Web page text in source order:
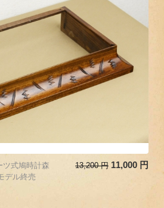
ツ式鳩時計森
デル終売
13,200 円 11,000 円